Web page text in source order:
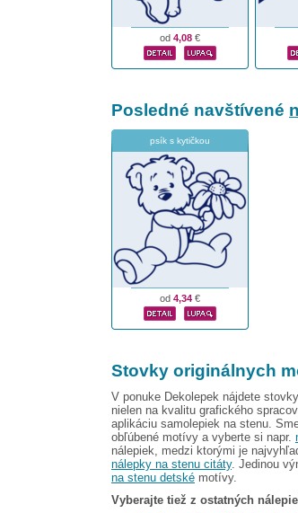
od 4,08 €
Posledné navštívené
psík s kytičkou
od 4,34 €
Stovky originálnych
V ponuke Dekolepek nájdete
nielen na kvalitu grafického
aplikáciu samolepiek na stenu.
obľúbené motívy a vyberte si napr.
nálepiek, medzi ktorými je
nálepky na stenu citáty. Jedinou
na stenu detské motívy.
Vyberajte tiež z ostatných